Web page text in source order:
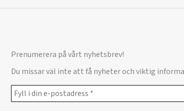
Prenumerera på vårt nyhetsbrev!
Du missar väl inte att få nyheter och viktig